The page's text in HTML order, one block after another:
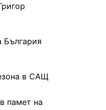
България
в САЩ
памет на